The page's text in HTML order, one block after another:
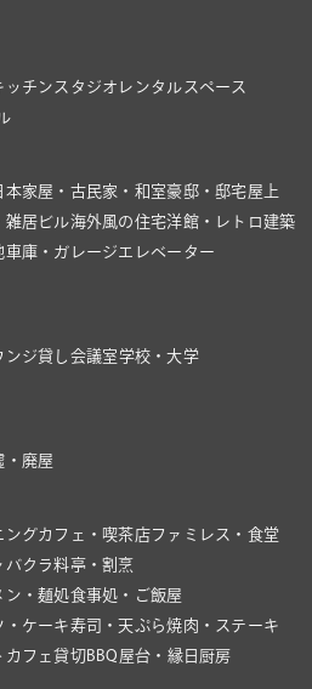
ッチンスタジオ レンタルスペース
本家屋・古民家・和室豪邸・邸宅屋上
雑居ビル海外風の住宅洋館・レトロ建築
車庫・ガレージ エレベーター
ンジ貸し会議室学校・大学
・廃屋
ングカフェ・喫茶店ファミレス・食堂
バクラ料亭・割烹
ン・麺処食事処・ご飯屋
・ケーキ寿司・天ぷら焼肉・ステーキ
カフェ貸切BBQ 屋台・縁日 厨房